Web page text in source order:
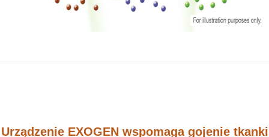
Urządzenie EXOGEN wspomaga gojenie tkanki